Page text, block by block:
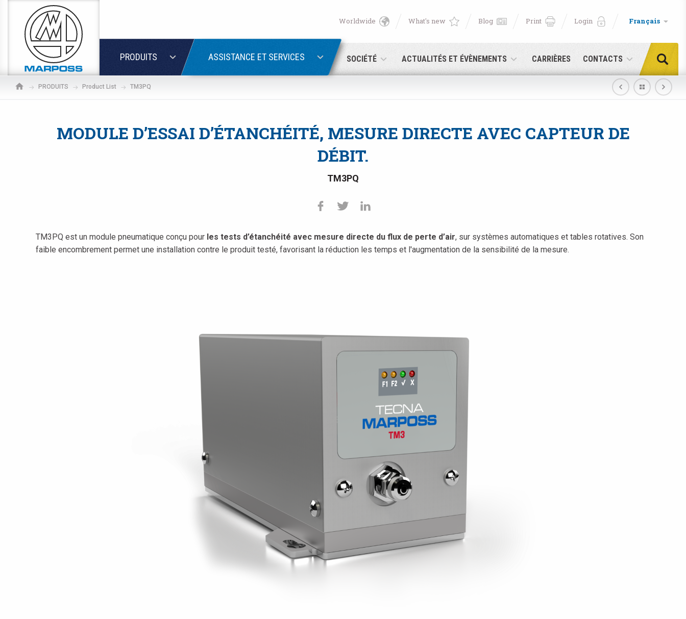
PRODUITS ASSISTANCE ET SERVICES SOCIÉTÉ ACTUALITÉS ET ÉVÈNEMENTS CARRIÈRES CONTACTS
Worldwide What's new Blog Print Login Français
PRODUITS Product List TM3PQ
MODULE D’ESSAI D’ÉTANCHÉITÉ, MESURE DIRECTE AVEC CAPTEUR DE
DÉBIT.
TM3PQ
TM3PQ est un module pneumatique conçu pourles tests d’étanchéité avec mesure directe du flux de perte d’air, sur systèmes automatiques et tables rotatives. Son
faible encombrement permet une installation contre le produit testé, favorisant la réduction les temps et l'augmentation de la sensibilité de la mesure.
English
Deutsch
Español
中文 (Chinese)
Password